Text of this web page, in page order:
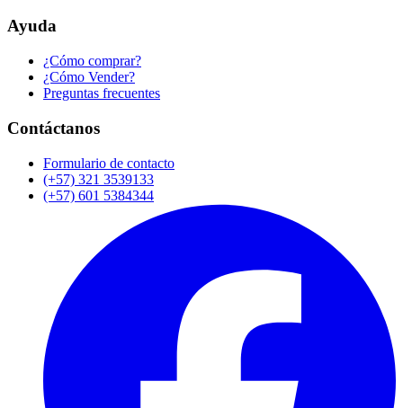
Ayuda
¿Cómo comprar?
¿Cómo Vender?
Preguntas frecuentes
Contáctanos
Formulario de contacto
(+57) 321 3539133
(+57) 601 5384344